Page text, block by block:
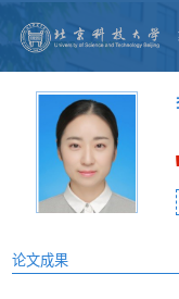
论文成果